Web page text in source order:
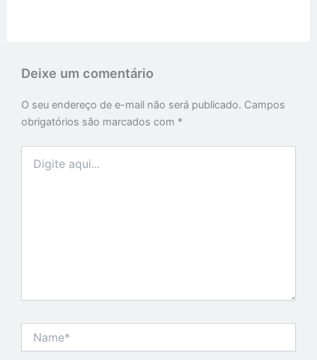
Deixe um comentário
O seu endereço de e-mail não será publicado. Campos
obrigatórios são marcados com *
aqui...